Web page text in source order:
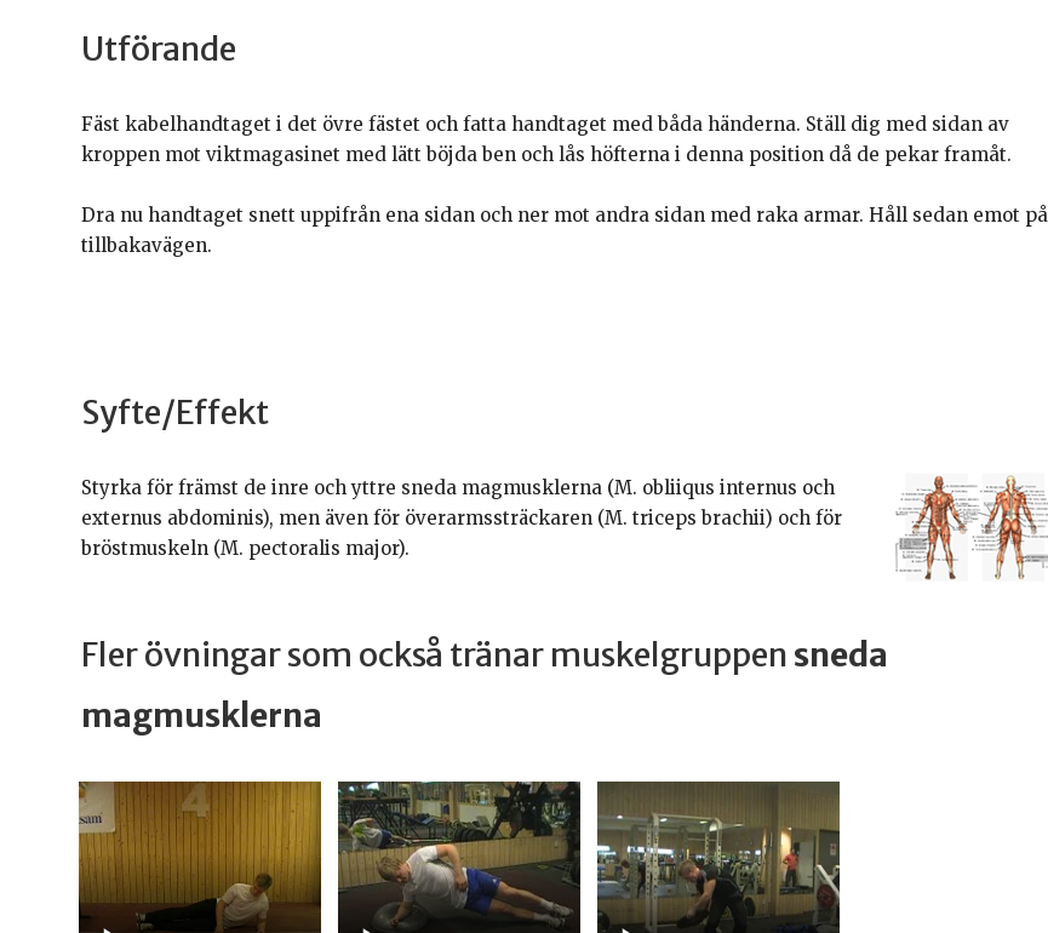
Utförande
Fäst kabelhandtaget i det övre fästet och fatta handtaget med båda händerna. Ställ dig med sidan av
kroppen mot viktmagasinet med lätt böjda ben och lås höfterna i denna position då de pekar framåt.
Dra nu handtaget snett uppifrån ena sidan och ner mot andra sidan med raka armar. Håll sedan emot på
tillbakavägen.
Syfte/Effekt
Styrka för främst de inre och yttre sneda magmusklerna (M. obliiqus internus och
externus abdominis), men även för överarmssträckaren (M. triceps brachii) och för
bröstmuskeln (M. pectoralis major).
Fler övningar som också tränar muskelgruppen sneda
magmusklerna